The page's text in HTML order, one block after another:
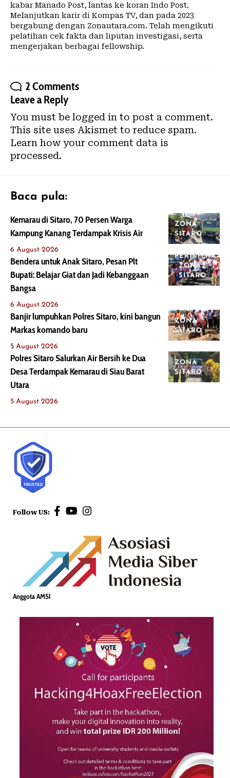
kabar Manado Post, lantas ke koran Indo Post.
Melanjutkan karir di Kompas TV, dan pada 2023
bergabung dengan Zonautara.com. Telah mengikuti
pelatihan cek fakta dan liputan investigasi, serta
mengerjakan berbagai fellowship.
2 Comments
Leave a Reply
You must be logged in to post a comment.
This site uses Akismet to reduce spam.
Learn how your comment data is
processed.
Baca pula:
ZONA
SITARO
Kemarau di Sitaro, 70 Persen Warga
Kampung Kanang Terdampak Krisis Air
6 August 2026
PERISTIWA
ZONA
SITARO
Bendera untuk Anak Sitaro, Pesan Plt
Bupati: Belajar Giat dan Jadi Kebanggaan
Bangsa
6 August 2026
ZONA
SITARO
Banjir lumpuhkan Polres Sitaro, kini bangun
Markas komando baru
5 August 2026
ZONA
SITARO
Polres Sitaro Salurkan Air Bersih ke Dua
Desa Terdampak Kemarau di Siau Barat
Utara
5 August 2026
Follow US:
Anggota AMSI